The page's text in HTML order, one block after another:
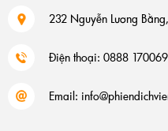
232 Nguyễn Lương
Điện thoại: 0888 170069
Email: